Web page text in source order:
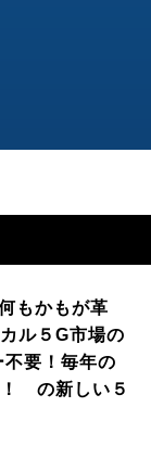
もかもが革
ル５G市場の
不要！毎年の
！ の新しい５